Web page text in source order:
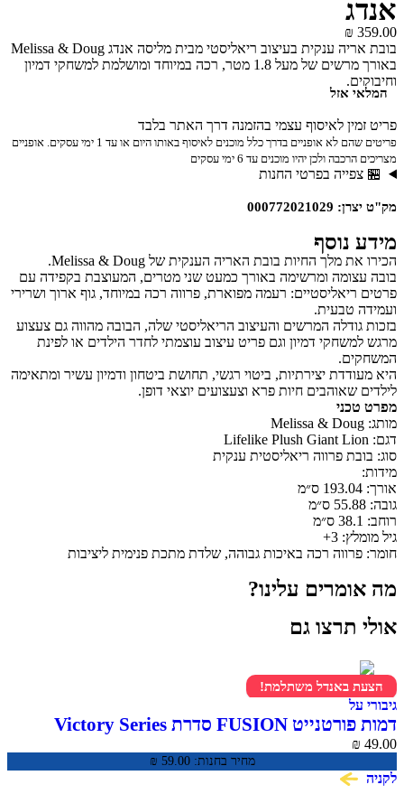
אנדג
₪ 359.00
בובת אריה ענקית בעיצוב ריאליסטי מבית מליסה אנדג Melissa & Doug
באורך מרשים של מעל 1.8 מטר, רכה במיוחד ומושלמת למשחקי דמיון
וחיבוקים.
המלאי אזל
פריט זמין לאיסוף עצמי בהזמנה דרך האתר בלבד
פריטים שהם לא אופניים בדרך כלל מוכנים לאיסוף באותו היום או עד 1 ימי עסקים. אופניים
מצריכים הרכבה ולכן יהיו מוכנים עד 6 ימי עסקים
🏪 צפייה בפרטי החנות
מק"ט יצרן: 000772021029
מידע נוסף
הכירו את מלך החיות בובת האריה הענקית של Melissa & Doug.
בובה עצומה ומרשימה באורך כמעט שני מטרים, המעוצבת בקפידה עם
פרטים ריאליסטיים: רעמה מפוארת, פרווה רכה במיוחד, גוף ארוך ושרירי
ועמידה טבעית.
בזכות גודלה המרשים והעיצוב הריאליסטי שלה, הבובה מהווה גם צעצוע
מרגש למשחקי דמיון וגם פריט עיצוב עוצמתי לחדר הילדים או לפינת
המשחקים.
היא מעודדת יצירתיות, ביטוי רגשי, תחושת ביטחון ודמיון עשיר ומתאימה
לילדים שאוהבים חיות פרא וצעצועים יוצאי דופן.
מפרט טכני
מותג: Melissa & Doug
דגם: Lifelike Plush Giant Lion
סוג: בובת פרווה ריאליסטית ענקית
מידות:
אורך: ‎193.04 ס״מ
גובה: ‎55.88 ס״מ
רוחב: ‎38.1 ס״מ
גיל מומלץ: 3+
חומר: פרווה רכה באיכות גבוהה, שלדת מתכת פנימית ליציבות
מה אומרים עלינו?
אולי תרצו גם
הצעת באנדל משתלמת!
גיבורי על
דמות פורטנייט FUSION סדרת Victory Series
מחיר בחנות: ₪ 59.00
₪ 49.00
לקניה